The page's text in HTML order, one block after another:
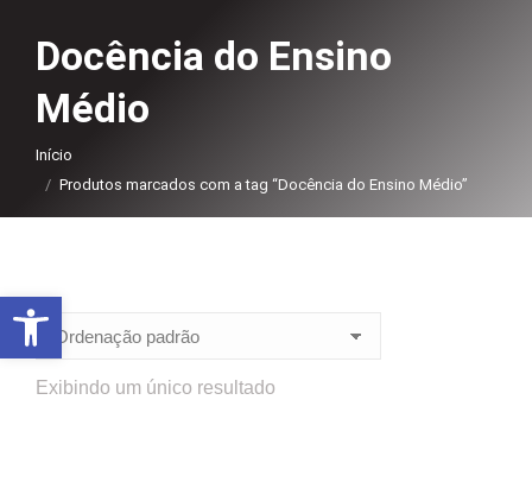
Docência do Ensino
Médio
Você está aqui:
Início
Produtos marcados com a tag “Docência do Ensino Médio”
Exibindo um único resultado
Abrir a barra de ferramentas